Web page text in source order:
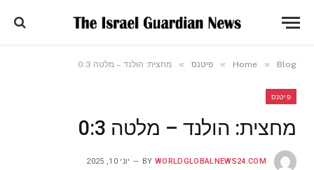
Home » Blog
» פיטנס » מחצית: הולנד – מלטה 0:3
פיטנס
מחצית: הולנד – מלטה 0:3
BY WORLDGLOBALNEWS24.COM יוני 10, 2025